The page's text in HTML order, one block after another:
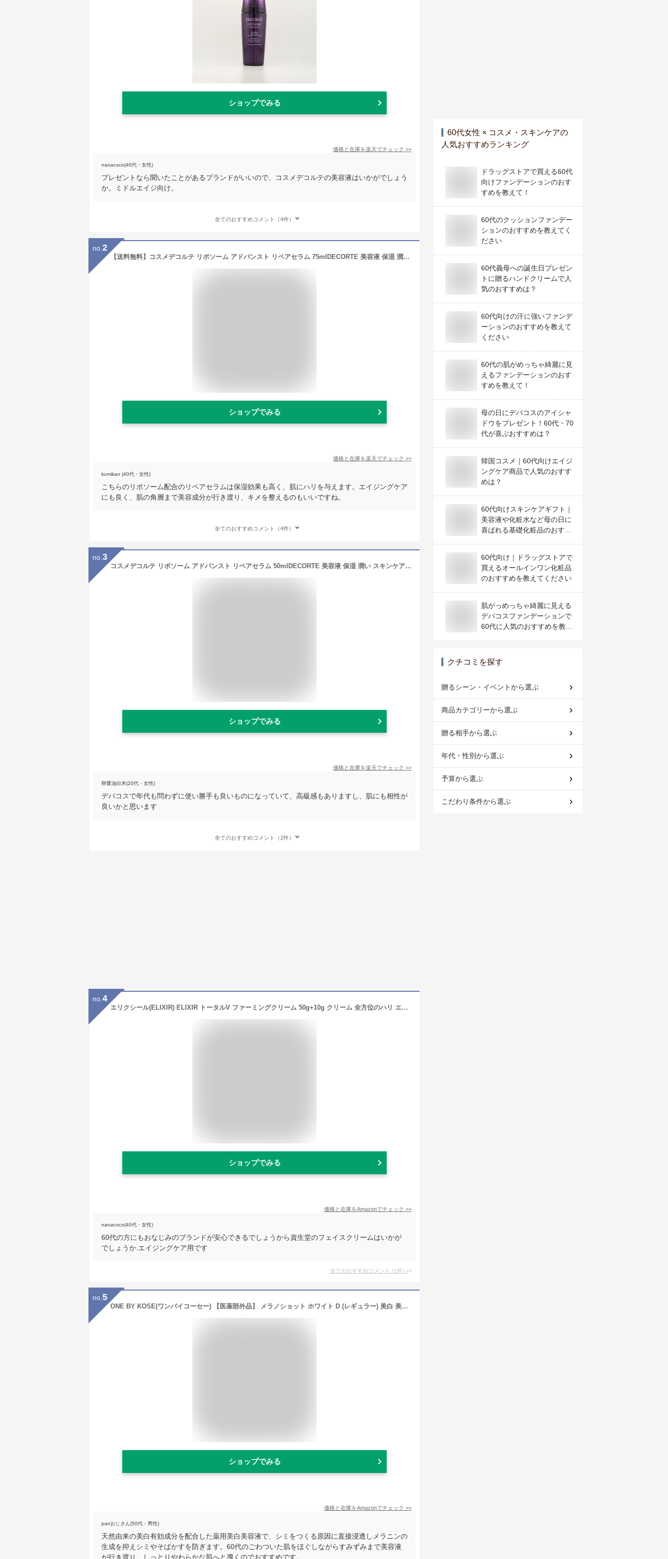
ショップでみる
価格と在庫を楽天でチェック >>
nanacoco(40代・女性)
プレゼントなら聞いたことがあるブランドがいいので、コスメデコルテの美容液はいかがでしょう
か。ミドルエイジ向け。
全てのおすすめコメント（4件）
no. 2
【送料無料】コスメデコルテ リポソーム アドバンスト リペアセラム 75mlDECORTE 美容液 保湿 潤い スキンケア フェイスクリーム 美容ケア 化粧品 コスメ デパコス 30代 40代 50代 60代 女性 彼女 友達 妻
ショップでみる
価格と在庫を楽天でチェック >>
kumikan (40代・女性)
こちらのリポソーム配合のリペアセラムは保湿効果も高く、肌にハリを与えます。エイジングケア
にも良く、肌の角層まで美容成分が行き渡り、キメを整えるのもいいですね。
全てのおすすめコメント（4件）
no. 3
コスメデコルテ リポソーム アドバンスト リペアセラム 50mlDECORTE 美容液 保湿 潤い スキンケア フェイスクリーム 美容ケア 化粧品 コスメ デパコス 30代 40代 50代 60代 女性 彼女 友達 妻
ショップでみる
価格と在庫を楽天でチェック >>
卵醤油白米(20代・女性)
デパコスで年代も問わずに使い勝手も良いものになっていて、高級感もありますし、肌にも相性が
良いかと思います
全てのおすすめコメント（2件）
no. 4
エリクシール(ELIXIR) ELIXIR トータルV ファーミングクリーム 50g+10g クリーム 全方位のハリ エイジングケア シュペリエル 資生堂 【増量サンプル付き】 【Amazon.co.jp限定】
ショップでみる
価格と在庫をAmazonでチェック >>
nanacoco(40代・女性)
60代の方にもおなじみのブランドが安心できるでしょうから資生堂のフェイスクリームはいかが
でしょうか.エイジングケア用です
全てのおすすめコメント (1件) >
no. 5
ONE BY KOSE(ワンバイコーセー) 【医薬部外品】 メラノショット ホワイト D (レギュラー) 美白 美容液 40mL
ショップでみる
価格と在庫をAmazonでチェック >>
panおじさん(50代・男性)
天然由来の美白有効成分を配合した薬用美白美容液で、シミをつくる原因に直接浸透しメラニンの
生成を抑えシミやそばかすを防ぎます。60代のごわついた肌をほぐしながらすみずみまで美容液
が行き渡り、しっとりやわらかな肌へと導くのでおすすめです。
60代女性 × コスメ・スキンケアの
人気おすすめランキング
ドラッグストアで買える60代
向けファンデーションのおす
すめを教えて！
60代のクッションファンデー
ションのおすすめを教えてく
ださい
60代義母への誕生日プレゼン
トに贈るハンドクリームで人
気のおすすめは？
60代向けの汗に強いファンデ
ーションのおすすめを教えて
ください
60代の肌がめっちゃ綺麗に見
えるファンデーションのおす
すめを教えて！
母の日にデパコスのアイシャ
ドウをプレゼント！60代・70
代が喜ぶおすすめは？
韓国コスメ｜60代向けエイジ
ングケア商品で人気のおすす
めは？
60代向けスキンケアギフト｜
美容液や化粧水など母の日に
喜ばれる基礎化粧品のおすす
60代向け｜ドラッグストアで
買えるオールインワン化粧品
のおすすめを教えてください
肌がっめっちゃ綺麗に見える
デパコスファンデーションで
60代に人気のおすすめを教え
クチコミを探す
贈るシーン・イベントから選ぶ
商品カテゴリーから選ぶ
贈る相手から選ぶ
年代・性別から選ぶ
予算から選ぶ
こだわり条件から選ぶ